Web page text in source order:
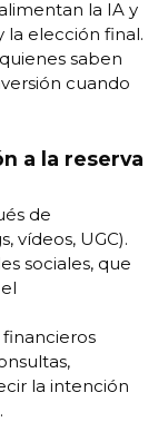
la IA y
la elección final.
saben
cuando
a la reserva
de
vídeos, UGC).
sociales, que
financieros
la intención